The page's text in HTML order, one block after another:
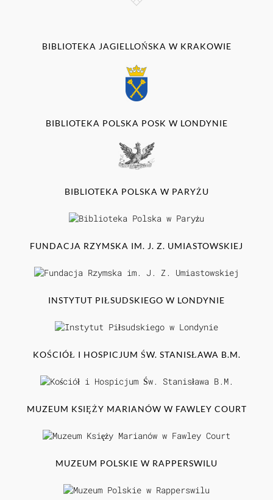
BIBLIOTEKA JAGIELLOŃSKA W KRAKOWIE
BIBLIOTEKA POLSKA POSK W LONDYNIE
BIBLIOTEKA POLSKA W PARYŻU
FUNDACJA RZYMSKA IM. J. Z. UMIASTOWSKIEJ
INSTYTUT PIŁSUDSKIEGO W LONDYNIE
KOŚCIÓŁ I HOSPICJUM ŚW. STANISŁAWA B.M.
MUZEUM KSIĘŻY MARIANÓW W FAWLEY COURT
MUZEUM POLSKIE W RAPPERSWILU